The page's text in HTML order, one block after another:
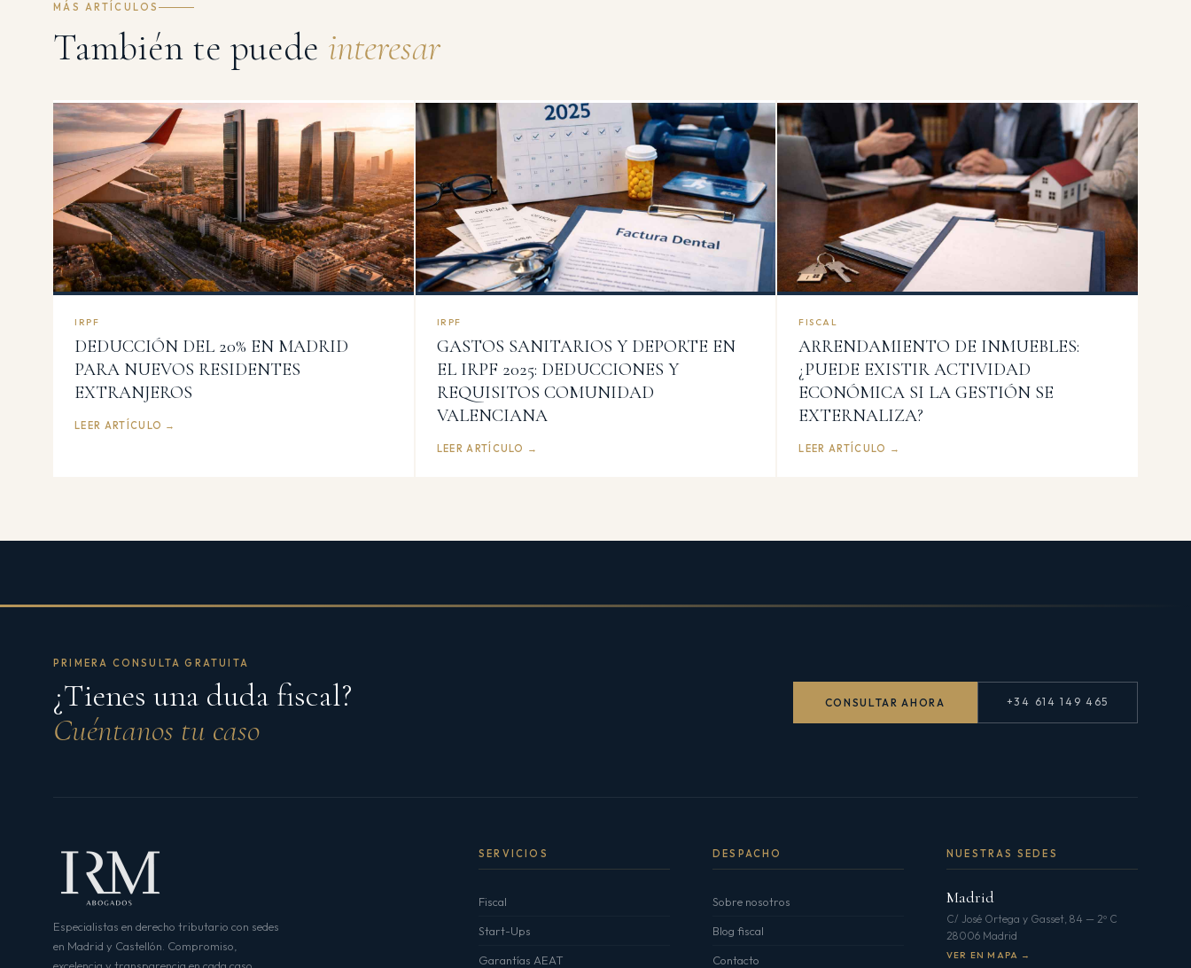
MÁS ARTÍCULOS
También te puede interesar
IRPF
DEDUCCIÓN DEL 20% EN MADRID
PARA NUEVOS RESIDENTES
EXTRANJEROS
LEER ARTÍCULO →
IRPF
GASTOS SANITARIOS Y DEPORTE EN
EL IRPF 2025: DEDUCCIONES Y
REQUISITOS COMUNIDAD
VALENCIANA
LEER ARTÍCULO →
FISCAL
ARRENDAMIENTO DE INMUEBLES:
¿PUEDE EXISTIR ACTIVIDAD
ECONÓMICA SI LA GESTIÓN SE
EXTERNALIZA?
LEER ARTÍCULO →
PRIMERA CONSULTA GRATUITA
¿Tienes una duda fiscal?
Cuéntanos tu caso
CONSULTAR AHORA +34 614 149 465
Especialistas en derecho tributario con sedes
en Madrid y Castellón. Compromiso,
SERVICIOS
Fiscal
Start-Ups
Garantías AEAT
DESPACHO
Sobre nosotros
Blog fiscal
Contacto
NUESTRAS SEDES
Madrid
C/ José Ortega y Gasset, 84 — 2º C
28006 Madrid
VER EN MAPA →